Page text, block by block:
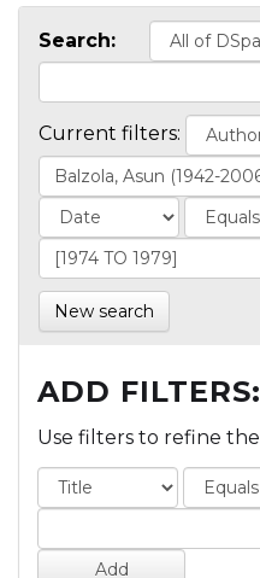
Search:
Current filters:
New search
ADD FILTERS:
Use filters to refine